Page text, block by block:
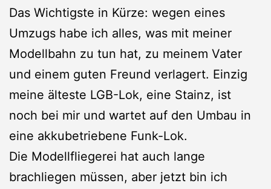
Das Wichtigste in Kürze: wegen eines
Umzugs habe ich alles, was mit meiner
Modellbahn zu tun hat, zu meinem Vater
und einem guten Freund verlagert. Einzig
meine älteste LGB-Lok, eine Stainz, ist
noch bei mir und wartet auf den Umbau in
eine akkubetriebene Funk-Lok.
Die Modellfliegerei hat auch lange
brachliegen müssen, aber jetzt bin ich